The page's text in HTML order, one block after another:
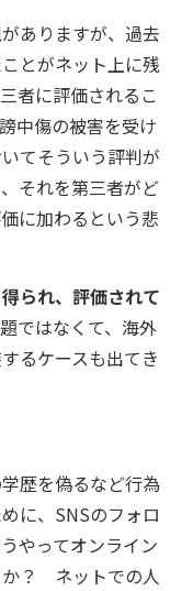
ありますが、過去
とがネット上に残
者に評価されるこ
中傷の被害を受け
てそういう評判が
それを第三者がど
に加わるという悲
られ、評価されて
ではなくて、海外
るケースも出てき
歴を偽るなど行為
に、SNSのフォロ
やってオンライン
か？ ネットでの人